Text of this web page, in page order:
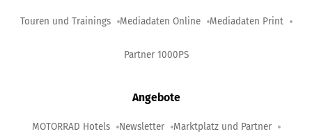
Touren und Trainings Mediadaten Online Mediadaten Print
Partner 1000PS
Angebote
MOTORRAD Hotels Newsletter Marktplatz und Partner